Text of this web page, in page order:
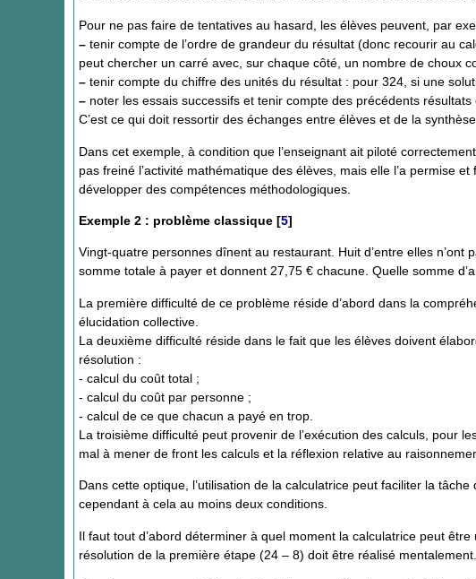
Pour ne pas faire de tentatives au hasard, les élèves peuvent, par
– tenir compte de l’ordre de grandeur du résultat (donc recourir au
peut chercher un carré avec, sur chaque côté, un nombre de choux
– tenir compte du chiffre des unités du résultat : pour 324, si une
– noter les essais successifs et tenir compte des précédents résultats
C’est ce qui doit ressortir des échanges entre élèves et de la
Dans cet exemple, à condition que l’enseignant ait piloté
pas freiné l’activité mathématique des élèves, mais elle l’a permise
développer des compétences méthodologiques.
Exemple 2 : problème classique [5]
Vingt-quatre personnes dînent au restaurant. Huit d’entre elles
somme totale à payer et donnent 27,75 € chacune. Quelle somme
La première difficulté de ce problème réside d’abord dans la
élucidation collective.
La deuxième difficulté réside dans le fait que les élèves doivent
résolution :
- calcul du coût total ;
- calcul du coût par personne ;
- calcul de ce que chacun a payé en trop.
La troisième difficulté peut provenir de l’exécution des calculs, pour
mal à mener de front les calculs et la réflexion relative au
Dans cette optique, l’utilisation de la calculatrice peut faciliter la
cependant à cela au moins deux conditions.
Il faut tout d’abord déterminer à quel moment la calculatrice peut
résolution de la première étape (24 – 8) doit être réalisé mentalement.